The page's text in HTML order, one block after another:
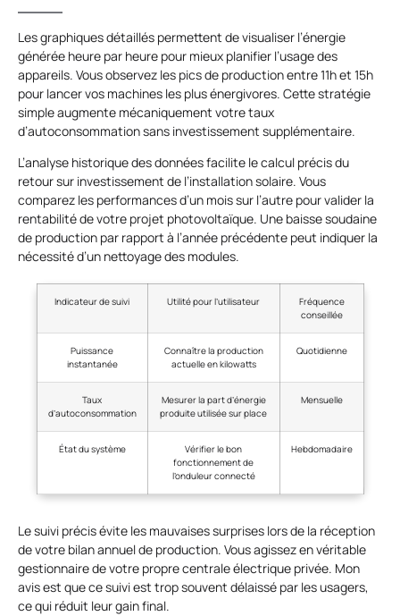
Les graphiques détaillés permettent de visualiser l’énergie
générée heure par heure pour mieux planifier l’usage des
appareils. Vous observez les pics de production entre 11h et 15h
pour lancer vos machines les plus énergivores. Cette stratégie
simple augmente mécaniquement votre taux
d’autoconsommation sans investissement supplémentaire.
L’analyse historique des données facilite le calcul précis du
retour sur investissement de l’installation solaire. Vous
comparez les performances d’un mois sur l’autre pour valider la
rentabilité de votre projet photovoltaïque. Une baisse soudaine
de production par rapport à l’année précédente peut indiquer la
nécessité d’un nettoyage des modules.
Indicateur de suivi Utilité pour l’utilisateur
Fréquence
conseillée
Puissance
instantanée
Connaître la production
actuelle en kilowatts
Quotidienne
Taux
d’autoconsommation
Mesurer la part d’énergie
produite utilisée sur place
Mensuelle
État du système
Vérifier le bon
fonctionnement de
l’onduleur connecté
Hebdomadaire
Le suivi précis évite les mauvaises surprises lors de la réception
de votre bilan annuel de production. Vous agissez en véritable
gestionnaire de votre propre centrale électrique privée. Mon
avis est que ce suivi est trop souvent délaissé par les usagers,
ce qui réduit leur gain final.